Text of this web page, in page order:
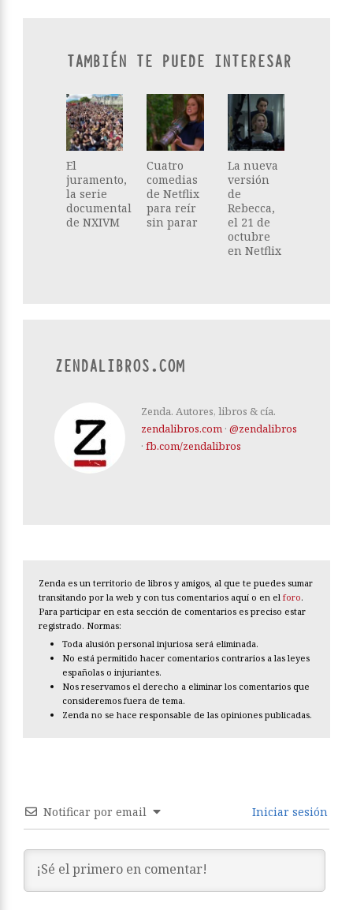
TAMBIÉN TE PUEDE INTERESAR
El
juramento,
la serie
documental
de NXIVM
Cuatro
comedias
de Netflix
para reír
sin parar
La nueva
versión
de
Rebecca,
el 21 de
octubre
en Netflix
ZENDALIBROS.COM
Zenda. Autores, libros & cía.
zendalibros.com · @zendalibros
· fb.com/zendalibros
Zenda es un territorio de libros y amigos, al que te puedes sumar
transitando por la web y con tus comentarios aquí o en el foro.
Para participar en esta sección de comentarios es preciso estar
registrado. Normas:
Toda alusión personal injuriosa será eliminada.
No está permitido hacer comentarios contrarios a las leyes
españolas o injuriantes.
Nos reservamos el derecho a eliminar los comentarios que
consideremos fuera de tema.
Zenda no se hace responsable de las opiniones publicadas.
Notificar por email Iniciar sesión